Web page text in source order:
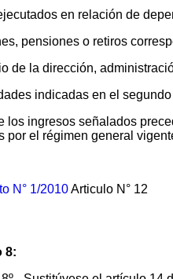
en relación de
pensiones o retiros
de la dirección,
indicadas en el
los ingresos señalados
por el régimen general
N° 1/2010Articulo N° 12
8: